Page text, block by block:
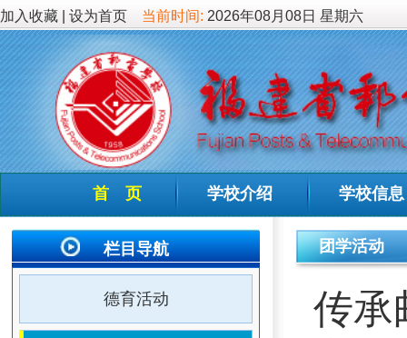
加入收藏|设为首页 当前时间:2026年08月08日 星期六
首 页 学校介绍 学校信息 德育教
栏目导航
德育活动
团学活动
团学活动
传承邮政
电学校联合
动